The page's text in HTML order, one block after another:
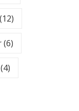
(12)
(6)
(4)